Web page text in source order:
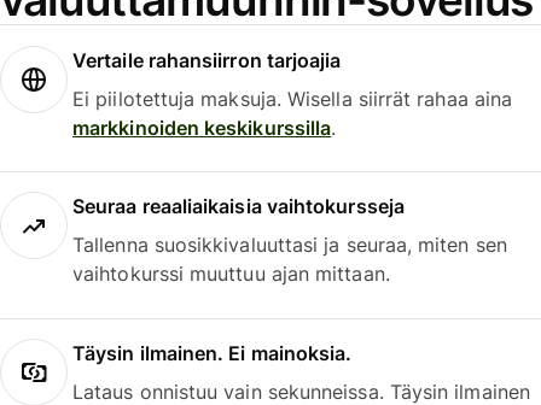
Vertaile rahansiirron tarjoajia
Ei piilotettuja maksuja. Wisella siirrät rahaa aina
markkinoiden keskikurssilla.
Seuraa reaaliaikaisia vaihtokursseja
Tallenna suosikkivaluuttasi ja seuraa, miten sen
vaihtokurssi muuttuu ajan mittaan.
Täysin ilmainen. Ei mainoksia.
Lataus onnistuu vain sekunneissa. Täysin ilmainen